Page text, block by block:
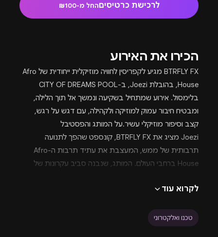
לרכישת כרטיסיםהחל מ-₪100
הכירו את האירוע
BTRFLY FX מגיע לקפריסין לחוויה מוזיקלית ייחודית של Afro
House, בהובלת Joezi, ב-CITY OF DREAMS POOL
בלימסול. אירוע שמתחיל בשקיעה ונמשך אל תוך הלילה,
ומבטיח חיבור עמוק למוזיקה ולקהילה, עם דגש על רגש,
קצב וסיפור מוזיקלי עשיר.על המותג והפסטיבל
Joezi מציג את BTRFLY FX, קונספט שהפך לתנועה
תרבותית של ממש, המעצבת את עתיד תרבות ה-Afro
House ברחבי העולם. המותג, שנבנה סביב עקרונות של
ומעבר להן, בזכות ההופעות הבלתי נשכחות וההוצאות
לקרוא עוד
טכנו ואלקטרוני